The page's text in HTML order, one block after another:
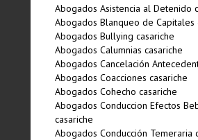
Abogados Asistencia al Detenido
Abogados Blanqueo de Capitales
Abogados Bullying casariche
Abogados Calumnias casariche
Abogados Cancelación
Abogados Coacciones casariche
Abogados Cohecho casariche
Abogados Conduccion Efectos
casariche
Abogados Conducción Temeraria